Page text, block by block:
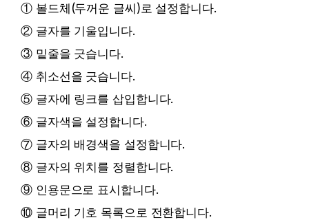
① 볼드체(두꺼운 글씨)로 설정합니다.
② 글자를 기울입니다.
③ 밑줄을 긋습니다.
④ 취소선을 긋습니다.
⑤ 글자에 링크를 삽입합니다.
⑥ 글자색을 설정합니다.
⑦ 글자의 배경색을 설정합니다.
⑧ 글자의 위치를 정렬합니다.
⑨ 인용문으로 표시합니다.
⑩ 글머리 기호 목록으로 전환합니다.